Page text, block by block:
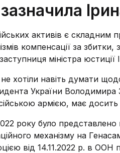
зазначила
активів є
компенсації за збитки,
міністра
хотіли навіть думати
України
армією, має
року було
механізму на
від 14.11.2022 р. в ООН